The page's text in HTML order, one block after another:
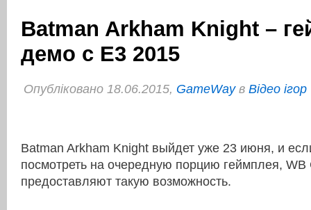
Batman Arkham Knight –
демо с E3 2015
Опубліковано 18.06.2015, GameWayв Відео ігор
Batman Arkham Knight выйдет уже 23 июня, и
посмотреть на очередную порцию геймплея,
предоставляют такую возможность.